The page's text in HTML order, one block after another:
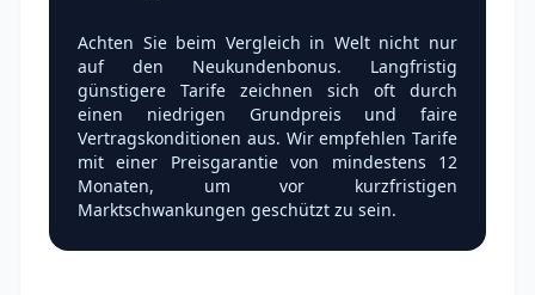
Achten Sie beim Vergleich in Welt nicht nur
auf den Neukundenbonus. Langfristig
günstigere Tarife zeichnen sich oft durch
einen niedrigen Grundpreis und faire
Vertragskonditionen aus. Wir empfehlen Tarife
mit einer Preisgarantie von mindestens 12
Monaten, um vor kurzfristigen
Marktschwankungen geschützt zu sein.